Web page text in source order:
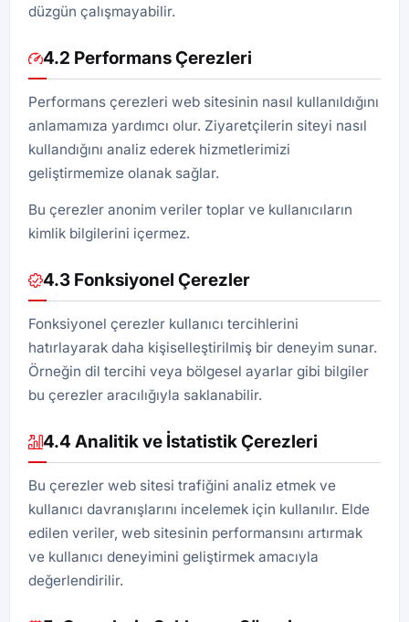
düzgün çalışmayabilir.
4.2 Performans Çerezleri
Performans çerezleri web sitesinin nasıl kullanıldığını
anlamamıza yardımcı olur. Ziyaretçilerin siteyi nasıl
kullandığını analiz ederek hizmetlerimizi
geliştirmemize olanak sağlar.
Bu çerezler anonim veriler toplar ve kullanıcıların
kimlik bilgilerini içermez.
4.3 Fonksiyonel Çerezler
Fonksiyonel çerezler kullanıcı tercihlerini
hatırlayarak daha kişiselleştirilmiş bir deneyim sunar.
Örneğin dil tercihi veya bölgesel ayarlar gibi bilgiler
bu çerezler aracılığıyla saklanabilir.
4.4 Analitik ve İstatistik Çerezleri
Bu çerezler web sitesi trafiğini analiz etmek ve
kullanıcı davranışlarını incelemek için kullanılır. Elde
edilen veriler, web sitesinin performansını artırmak
ve kullanıcı deneyimini geliştirmek amacıyla
değerlendirilir.